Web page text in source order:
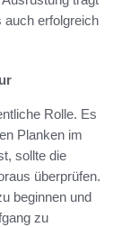
auch erfolgreich
Rolle. Es
Planken im
sollte die
überprüfen.
beginnen und
zu